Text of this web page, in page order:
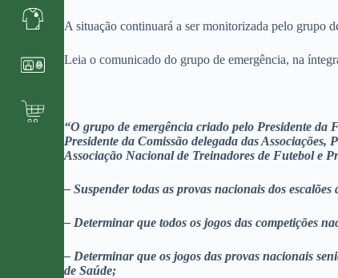
A situação continuará a ser monitorizada pelo grupo
Leia o comunicado do grupo de emergência, na
“O grupo de emergência criado pelo Presidente
Presidente da Comissão delegada das
Associação Nacional de Treinadores de Futebol e
– Suspender todas as provas nacionais dos
– Determinar que todos os jogos das competições
– Determinar que os jogos das provas nacionais
de Saúde;